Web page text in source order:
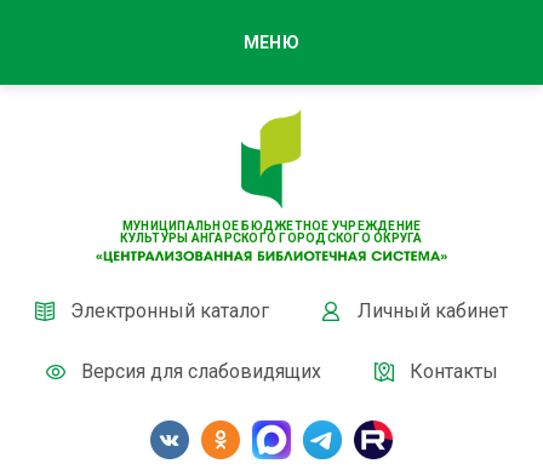
МУНИЦИПАЛЬНОЕ БЮДЖЕТНОЕ УЧРЕЖДЕНИЕ
КУЛЬТУРЫ АНГАРСКОГО ГОРОДСКОГО ОКРУГА
Электронный каталог Личный кабинет
Версия для слабовидящих Контакты
МЕНЮ